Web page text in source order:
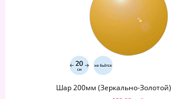
Шар 200мм (зеркально-Золотой)